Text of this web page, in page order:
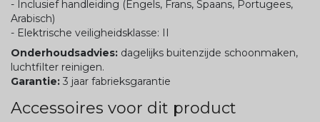
- Inclusief handleiding (Engels, Frans, Spaans, Portugees,
Arabisch)
- Elektrische veiligheidsklasse: II
Onderhoudsadvies: dagelijks buitenzijde schoonmaken,
luchtfilter reinigen.
Garantie: 3 jaar fabrieksgarantie
Accessoires voor dit product